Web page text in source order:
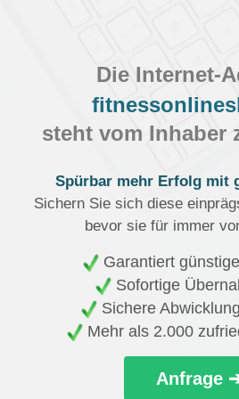
Die Internet-
steht vom Inhaber
Spürbar mehr Erfolg mit
Sichern Sie sich diese
bevor sie für immer
Garantiert
Sofortige
Sichere
Mehr als 2.000
Anfrage